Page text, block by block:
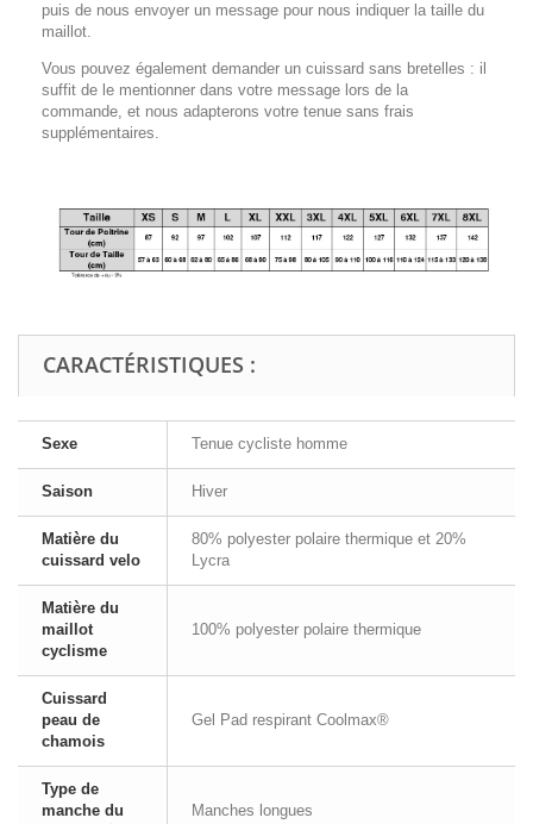
puis de nous envoyer un message pour nous indiquer la taille du
maillot.
Vous pouvez également demander un cuissard sans bretelles : il
suffit de le mentionner dans votre message lors de la
commande, et nous adapterons votre tenue sans frais
supplémentaires.
CARACTÉRISTIQUES :
Sexe Tenue cycliste homme
Saison Hiver
Matière du
cuissard velo
80% polyester polaire thermique et 20%
Lycra
Matière du
maillot
cyclisme
100% polyester polaire thermique
Cuissard
peau de
chamois
Gel Pad respirant Coolmax®
Type de
manche du
Manches longues